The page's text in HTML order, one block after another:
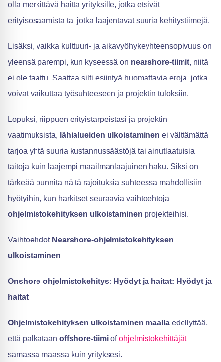
olla merkittävä haitta yrityksille, jotka etsivät
erityisosaamista tai jotka laajentavat suuria kehitystiimejä.
Lisäksi, vaikka kulttuuri- ja aikavyöhykeyhteensopivuus on
yleensä parempi, kun kyseessä on nearshore-tiimit, niitä
ei ole taattu. Saattaa silti esiintyä huomattavia eroja, jotka
voivat vaikuttaa työsuhteeseen ja projektin tuloksiin.
Lopuksi, riippuen erityistarpeistasi ja projektin
vaatimuksista, lähialueiden ulkoistaminen ei välttämättä
tarjoa yhtä suuria kustannussäästöjä tai ainutlaatuisia
taitoja kuin laajempi maailmanlaajuinen haku. Siksi on
tärkeää punnita näitä rajoituksia suhteessa mahdollisiin
hyötyihin, kun harkitset seuraavia vaihtoehtoja
ohjelmistokehityksen ulkoistaminen projekteihisi.
Vaihtoehdot Nearshore-ohjelmistokehityksen
ulkoistaminen
Onshore-ohjelmistokehitys: Hyödyt ja haitat: Hyödyt ja
haitat
Ohjelmistokehityksen ulkoistaminen maalla edellyttää,
että palkataan offshore-tiimi ofohjelmistokehittäjät
samassa maassa kuin yrityksesi.